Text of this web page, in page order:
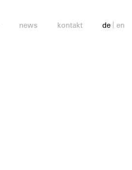
news kontakt de en